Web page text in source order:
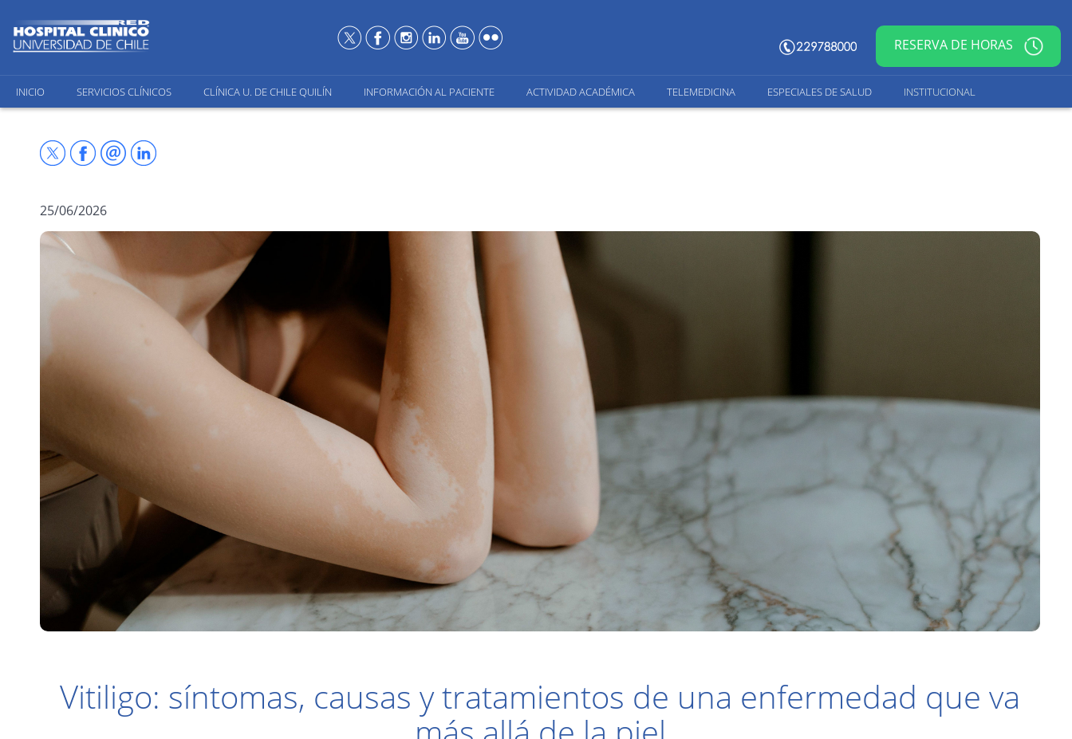
RESERVA DE HORAS
INICIO SERVICIOS CLÍNICOS CLÍNICA U. DE CHILE QUILÍN INFORMACIÓN AL PACIENTE ACTIVIDAD ACADÉMICA TELEMEDICINA ESPECIALES DE SALUD INSTITUCIONAL
25/06/2026
Vitiligo: síntomas, causas y tratamientos de una enfermedad que va